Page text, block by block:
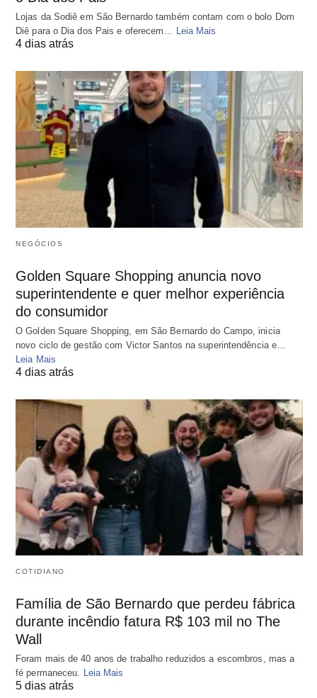
Lojas da Sodiê em São Bernardo também contam com o bolo Dom
Diê para o Dia dos Pais e oferecem… Leia Mais
4 dias atrás
NEGÓCIOS
Golden Square Shopping anuncia novo
superintendente e quer melhor experiência
do consumidor
O Golden Square Shopping, em São Bernardo do Campo, inicia
novo ciclo de gestão com Victor Santos na superintendência e…
Leia Mais
4 dias atrás
COTIDIANO
Família de São Bernardo que perdeu fábrica
durante incêndio fatura R$ 103 mil no The
Wall
Foram mais de 40 anos de trabalho reduzidos a escombros, mas a
fé permaneceu. Leia Mais
5 dias atrás